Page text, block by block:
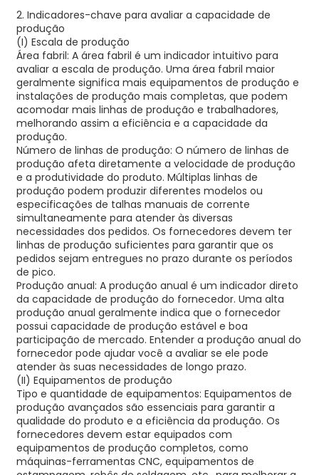
2. Indicadores-chave para avaliar a capacidade de
produção
(I) Escala de produção
Área fabril: A área fabril é um indicador intuitivo para
avaliar a escala de produção. Uma área fabril maior
geralmente significa mais equipamentos de produção e
instalações de produção mais completas, que podem
acomodar mais linhas de produção e trabalhadores,
melhorando assim a eficiência e a capacidade da
produção.
Número de linhas de produção: O número de linhas de
produção afeta diretamente a velocidade de produção
e a produtividade do produto. Múltiplas linhas de
produção podem produzir diferentes modelos ou
especificações de talhas manuais de corrente
simultaneamente para atender às diversas
necessidades dos pedidos. Os fornecedores devem ter
linhas de produção suficientes para garantir que os
pedidos sejam entregues no prazo durante os períodos
de pico.
Produção anual: A produção anual é um indicador direto
da capacidade de produção do fornecedor. Uma alta
produção anual geralmente indica que o fornecedor
possui capacidade de produção estável e boa
participação de mercado. Entender a produção anual do
fornecedor pode ajudar você a avaliar se ele pode
atender às suas necessidades de longo prazo.
(II) Equipamentos de produção
Tipo e quantidade de equipamentos: Equipamentos de
produção avançados são essenciais para garantir a
qualidade do produto e a eficiência da produção. Os
fornecedores devem estar equipados com
equipamentos de produção completos, como
máquinas-ferramentas CNC, equipamentos de